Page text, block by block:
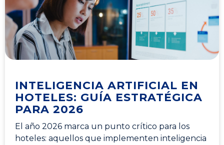
INTELIGENCIA ARTIFICIAL EN
HOTELES: GUÍA ESTRATÉGICA
PARA 2026
El año 2026 marca un punto crítico para los
hoteles: aquellos que implementen inteligencia